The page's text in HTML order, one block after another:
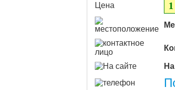
Цена